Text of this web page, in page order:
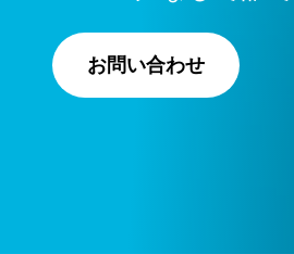
お問い合わせ